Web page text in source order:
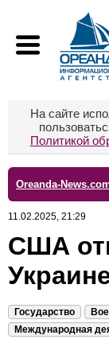
На сайте
Политикой
Oreanda-
11.02.2025, 21:29
США
Государство
Международная